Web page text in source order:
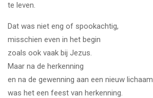
te leven.
Dat was niet eng of spookachtig,
misschien even in het begin
zoals ook vaak bij Jezus.
Maar na de herkenning
en na de gewenning aan een nieuw lichaam
was het een feest van herkenning.